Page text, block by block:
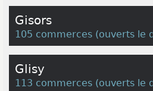
Gisors
105 commerces (ouverts le
Glisy
113 commerces (ouverts le